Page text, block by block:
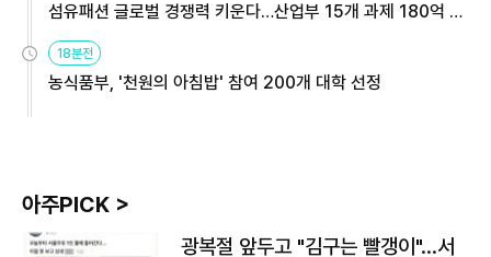
섬유패션 글로벌 경쟁력 키운다…산업부 15개 과제 180억 지
원
18분전
농식품부, '천원의 아침밥' 참여 200개 대학 선정
아주PICK >
광복절 앞두고 "김구는 빨갱이"…서